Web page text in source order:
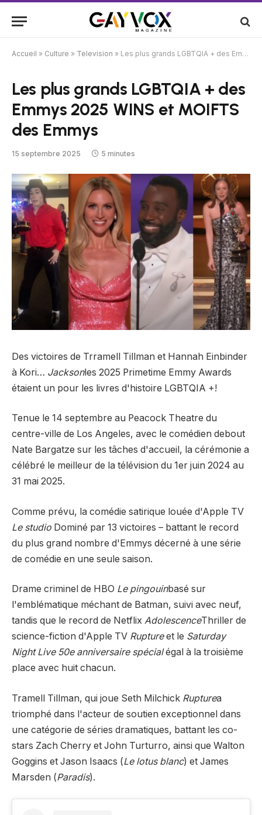
Accueil » Culture » Television » Les plus grands LGBTQIA + des Emmys 2025 WINS et MOIFTS des Emmys
Les plus grands LGBTQIA + des
Emmys 2025 WINS et MOIFTS
des Emmys
15 septembre 2025 5 minutes
Des victoires de Trramell Tillman et Hannah Einbinder
à Kori… Jacksonles 2025 Primetime Emmy Awards
étaient un pour les livres d'histoire LGBTQIA +!
Tenue le 14 septembre au Peacock Theatre du
centre-ville de Los Angeles, avec le comédien debout
Nate Bargatze sur les tâches d'accueil, la cérémonie a
célébré le meilleur de la télévision du 1er juin 2024 au
31 mai 2025.
Comme prévu, la comédie satirique louée d'Apple TV
Le studio Dominé par 13 victoires – battant le record
du plus grand nombre d'Emmys décerné à une série
de comédie en une seule saison.
Drame criminel de HBO Le pingouinbasé sur
l'emblématique méchant de Batman, suivi avec neuf,
tandis que le record de Netflix AdolescenceThriller de
science-fiction d'Apple TV Ruptureet le Saturday
Night Live 50e anniversaire spécialégal à la troisième
place avec huit chacun.
Tramell Tillman, qui joue Seth Milchick Rupturea
triomphé dans l'acteur de soutien exceptionnel dans
une catégorie de séries dramatiques, battant les co-
stars Zach Cherry et John Turturro, ainsi que Walton
Goggins et Jason Isaacs (Le lotus blanc) et James
Marsden (Paradis).